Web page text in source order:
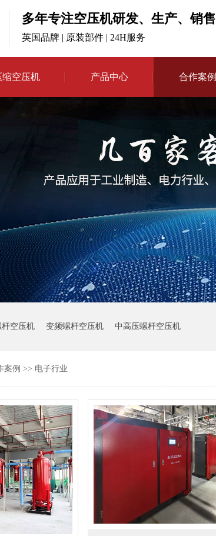
多年专注空压机研发、生产、销售
英国品牌 | 原装部件 | 24H服务
缩空压机 产品中心 合作案例
空压机 变频螺杆空压机 中高压螺杆空压机
案例 >> 电子行业